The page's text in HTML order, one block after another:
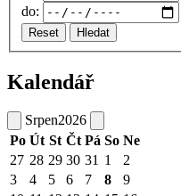
do:
Reset Hledat
Kalendář
Srpen2026
Po Út St Čt Pá So Ne
27 28 29 30 31 1
2
3
4 5 6 7 8
9